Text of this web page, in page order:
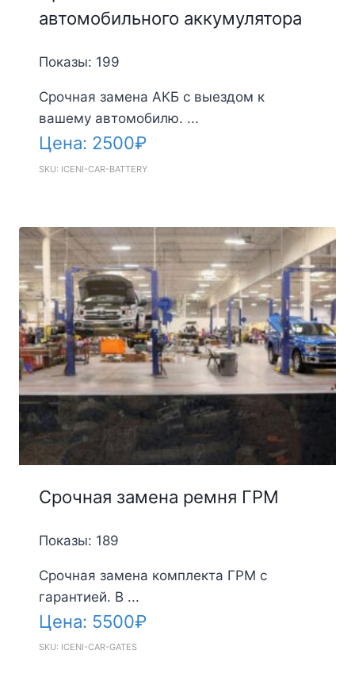
автомобильного аккумулятора
Показы: 199
Срочная замена АКБ с выездом к
вашему автомобилю. ...
Цена: 2500₽
SKU: ICENI-CAR-BATTERY
Срочная замена ремня ГРМ
Показы: 189
Срочная замена комплекта ГРМ с
гарантией. В ...
Цена: 5500₽
SKU: ICENI-CAR-GATES